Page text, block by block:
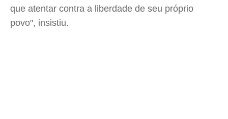
que atentar contra a liberdade de seu próprio
povo", insistiu.